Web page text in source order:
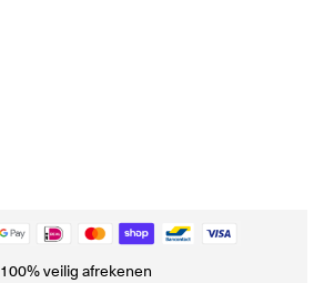
100% veilig afrekenen